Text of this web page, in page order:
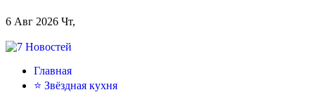
6 Авг 2026 Чт,
Главная
⭐ Звёздная кухня